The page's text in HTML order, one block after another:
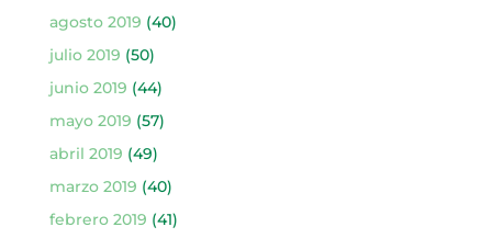
agosto 2019 (40)
julio 2019 (50)
junio 2019 (44)
mayo 2019 (57)
abril 2019 (49)
marzo 2019 (40)
febrero 2019 (41)